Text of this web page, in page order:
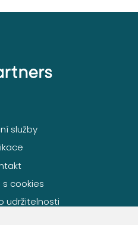
služby
s cookies
udržitelnosti